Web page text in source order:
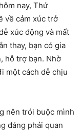
nay, Thứ
về cảm xúc trở
xúc động và mất
thay, bạn có gia
hỗ trợ bạn. Nhờ
một cách dễ chịu
nên trói buộc mình
đáng phải quan